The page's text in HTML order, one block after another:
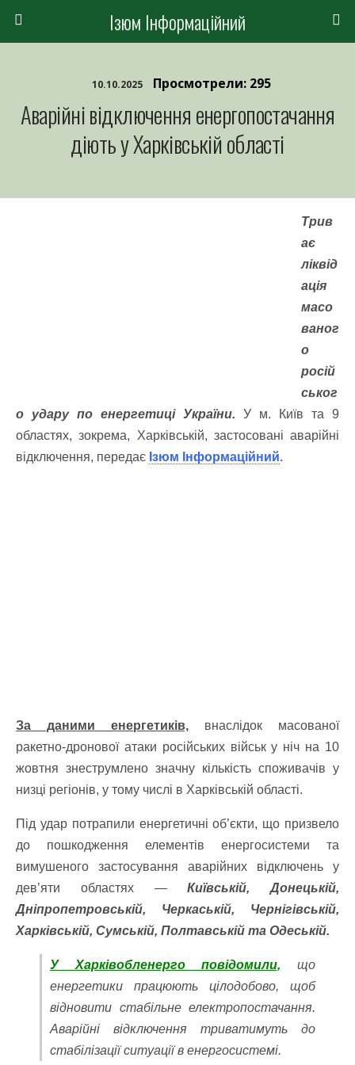
Ізюм Інформаційний
10.10.2025 Просмотрели: 295
Аварійні відключення енергопостачання
діють у Харківській області
Трив
ає
ліквід
ація
масо
ваног
о
росій
ськог
о удару по енергетиці України. У м. Київ та 9
областях, зокрема, Харківській, застосовані аварійні
відключення, передає Ізюм Інформаційний.
За даними енергетиків, внаслідок масованої
ракетно-дронової атаки російських військ у ніч на 10
жовтня знеструмлено значну кількість споживачів у
низці регіонів, у тому числі в Харківській області.
Під удар потрапили енергетичні об’єкти, що призвело
до пошкодження елементів енергосистеми та
вимушеного застосування аварійних відключень у
дев’яти областях —Київській, Донецькій,
Дніпропетровській, Черкаській, Чернігівській,
Харківській, Сумській, Полтавській та Одеській.
У Харківобленерго повідомили, що
енергетики працюють цілодобово, щоб
відновити стабільне електропостачання.
Аварійні відключення триватимуть до
стабілізації ситуації в енергосистемі.